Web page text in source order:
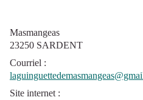
Masmangeas
23250 SARDENT
Courriel :
Site internet :